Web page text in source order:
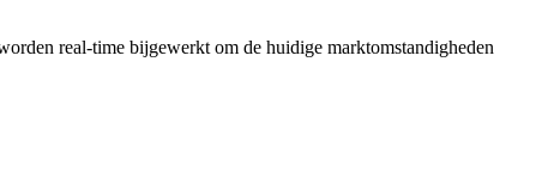
real-time bijgewerkt om de huidige marktomstandigheden